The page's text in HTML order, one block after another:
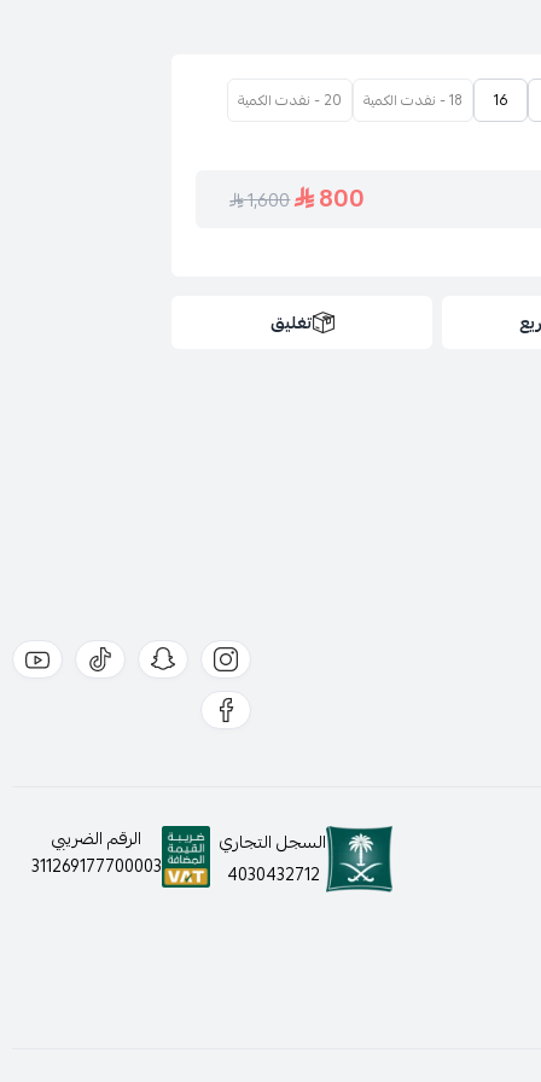
16 18 - نفدت الكمية 20 - نفدت الكمية
800
1,600
تغليق
السجل التجاري
4030432712
الرقم الضريبي
311269177700003